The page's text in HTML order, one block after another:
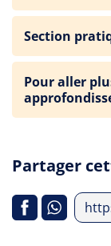
Section
Pour aller
Partager